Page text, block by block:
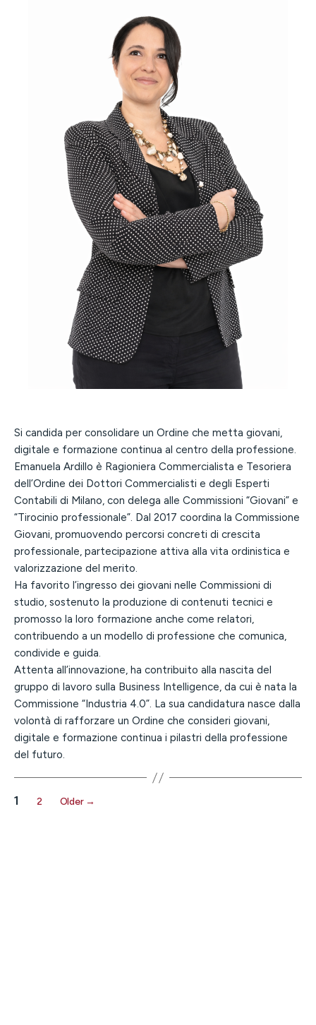
Si candida per consolidare un Ordine che metta giovani,
digitale e formazione continua al centro della professione.
Emanuela Ardillo è Ragioniera Commercialista e Tesoriera
dell’Ordine dei Dottori Commercialisti e degli Esperti
Contabili di Milano, con delega alle Commissioni “Giovani” e
“Tirocinio professionale”. Dal 2017 coordina la Commissione
Giovani, promuovendo percorsi concreti di crescita
professionale, partecipazione attiva alla vita ordinistica e
valorizzazione del merito.
Ha favorito l’ingresso dei giovani nelle Commissioni di
studio, sostenuto la produzione di contenuti tecnici e
promosso la loro formazione anche come relatori,
contribuendo a un modello di professione che comunica,
condivide e guida.
Attenta all’innovazione, ha contribuito alla nascita del
gruppo di lavoro sulla Business Intelligence, da cui è nata la
Commissione “Industria 4.0”. La sua candidatura nasce dalla
volontà di rafforzare un Ordine che consideri giovani,
digitale e formazione continua i pilastri della professione
del futuro.
1 2 Older →